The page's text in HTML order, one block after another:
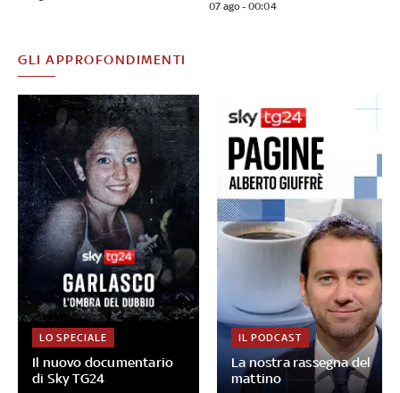
07 ago - 00:04
GLI APPROFONDIMENTI
LO SPECIALE
Il nuovo documentario
di Sky TG24
IL PODCAST
La nostra rassegna del
mattino